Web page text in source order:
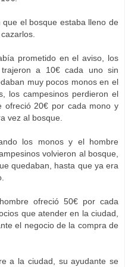
el bosque estaba lleno de
prometido en el aviso, los
a 10€ cada uno sin
muy pocos monos en el
los campesinos perdieron el
ofreció 20€ por cada mono y
vez al bosque.
los monos y el hombre
volvieron al bosque,
quedaban, hasta que ya era
ofreció 50€ por cada
que atender en la ciudad,
el negocio de la compra de
a la ciudad, su ayudante se